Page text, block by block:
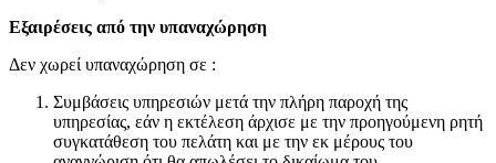
Εξαιρέσεις από την υπαναχώρηση
Δεν χωρεί υπαναχώρηση σε :
Συμβάσεις υπηρεσιών μετά την πλήρη παροχή της
υπηρεσίας, εάν η εκτέλεση άρχισε με την προηγούμενη ρητή
συγκατάθεση του πελάτη και με την εκ μέρους του